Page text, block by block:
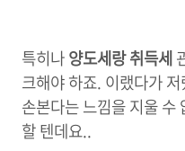
특히나양도세랑 취득세
크해야 하죠. 이랬다가
손본다는 느낌을 지울 수
할 텐데요..